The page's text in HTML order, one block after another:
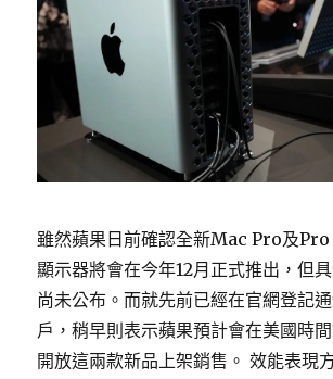
雖然蘋果日前確認全新Mac Pro及
顯示器將會在今年12月正式推出，但
尚未公布。而就先前已經在官網登記
戶，稍早則表示蘋果預計會在美國時
開放這兩款新品上架銷售。 效能表現